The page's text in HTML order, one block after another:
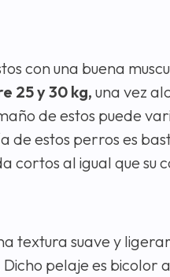
con una buena
25 y 30 kg, una vez
de estos puede
estos perros es
cortos al igual que su
textura suave y
pelaje es bicolor